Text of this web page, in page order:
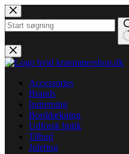
Fortsæt
til
indhold
Ingen
resultater
Accessories
Brands
Indretning
Borddækning
Udforsk butik
Tilbud
Juleting